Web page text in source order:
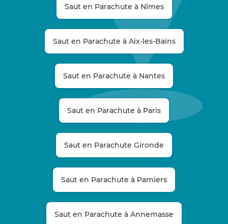
Saut en Parachute à Nîmes
Saut en Parachute à Aix-les-Bains
Saut en Parachute à Nantes
Saut en Parachute à Paris
Saut en Parachute Gironde
Saut en Parachute à Pamiers
Saut en Parachute à Annemasse